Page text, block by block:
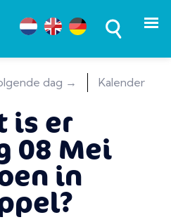
Kalender
dag →
is er
08 Mei
in